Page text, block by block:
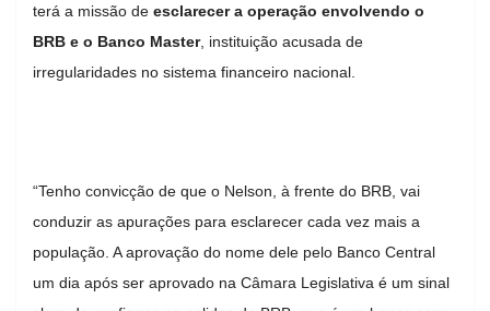
terá a missão de esclarecer a operação envolvendo o
BRB e o Banco Master, instituição acusada de
irregularidades no sistema financeiro nacional.
“Tenho convicção de que o Nelson, à frente do BRB, vai
conduzir as apurações para esclarecer cada vez mais a
população. A aprovação do nome dele pelo Banco Central
um dia após ser aprovado na Câmara Legislativa é um sinal